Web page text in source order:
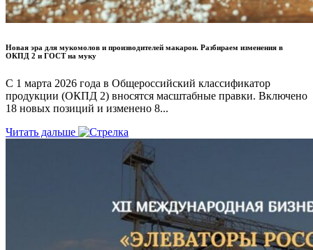
Новая эра для мукомолов и производителей макарон. Разбираем изменения в
ОКПД 2 и ГОСТ на муку
С 1 марта 2026 года в Общероссийский классификатор
продукции (ОКПД 2) вносятся масштабные правки. Включено
18 новых позиций и изменено 8...
Читать дальше